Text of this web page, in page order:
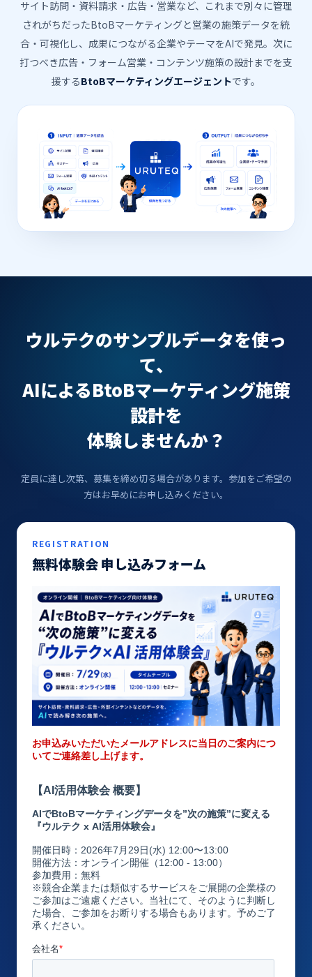
サイト訪問・資料請求・広告・営業など、これまで別々に管理
されがちだったBtoBマーケティングと営業の施策データを統
合・可視化し、成果につながる企業やテーマをAIで発見。次に
打つべき広告・フォーム営業・コンテンツ施策の設計までを支
援するBtoBマーケティングエージェントです。
ウルテクのサンプルデータを使っ
て、
AIによるBtoBマーケティング施策
設計を
体験しませんか？
定員に達し次第、募集を締め切る場合があります。参加をご希望の
方はお早めにお申し込みください。
REGISTRATION
無料体験会 申し込みフォーム